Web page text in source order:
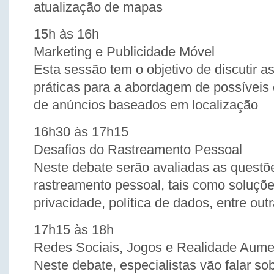
atualização de mapas
15h às 16h
Marketing e Publicidade Móvel
Esta sessão tem o objetivo de discutir
práticas para a abordagem de
de anúncios baseados em localização
16h30 às 17h15
Desafios do Rastreamento Pessoal
Neste debate serão avaliadas as
rastreamento pessoal, tais como
privacidade, política de dados, entre
17h15 às 18h
Redes Sociais, Jogos e Realidade
Neste debate, especialistas vão falar